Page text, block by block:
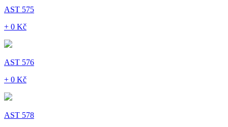
AST 575
+ 0 Kč
AST 576
+ 0 Kč
AST 578